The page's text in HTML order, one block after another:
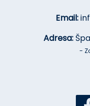
Email:
Adresa:
-